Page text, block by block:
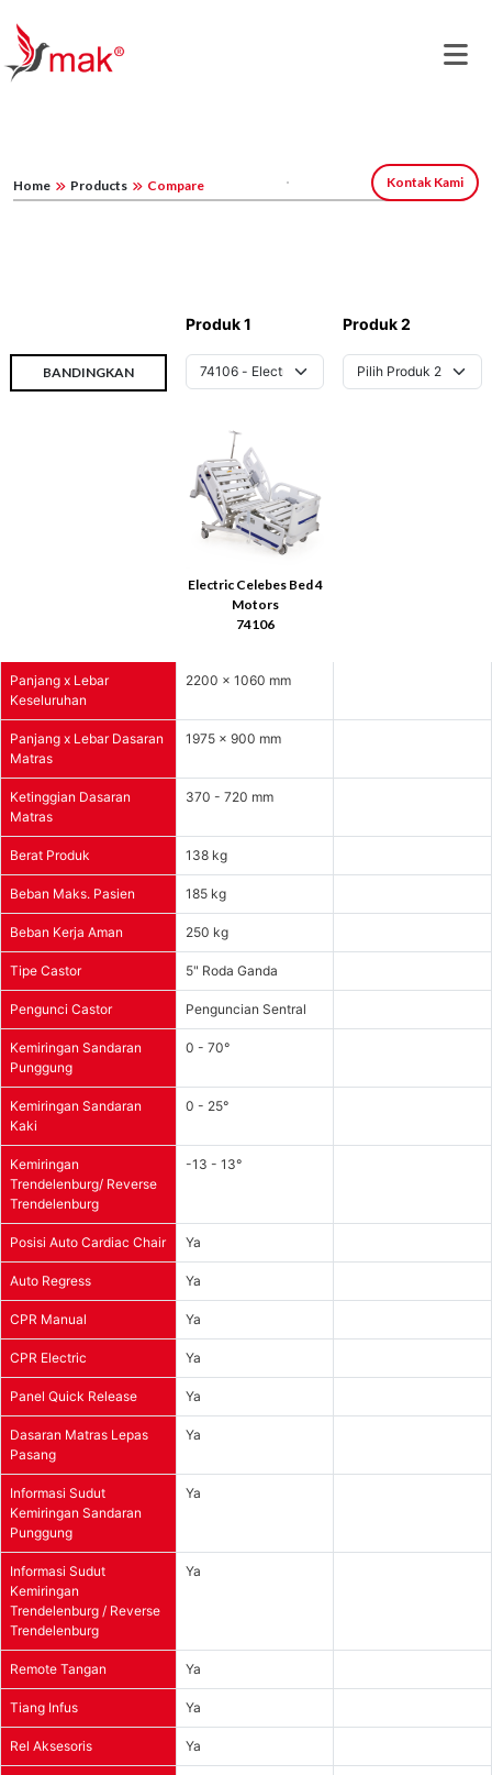
Home Products Compare Kontak Kami
Produk 1 Produk 2
BANDINGKAN
Electric Celebes Bed 4
Motors
74106
Panjang x Lebar
Keseluruhan
2200 x 1060 mm
Panjang x Lebar Dasaran
Matras
1975 x 900 mm
Ketinggian Dasaran
Matras
370 - 720 mm
Berat Produk 138 kg
Beban Maks. Pasien 185 kg
Beban Kerja Aman 250 kg
Tipe Castor 5" Roda Ganda
Pengunci Castor Penguncian Sentral
Kemiringan Sandaran
Punggung
0 - 70°
Kemiringan Sandaran
Kaki
0 - 25°
Kemiringan
Trendelenburg/ Reverse
Trendelenburg
-13 - 13°
Posisi Auto Cardiac Chair Ya
Auto Regress Ya
CPR Manual Ya
CPR Electric Ya
Panel Quick Release Ya
Dasaran Matras Lepas
Pasang
Ya
Informasi Sudut
Kemiringan Sandaran
Punggung
Ya
Informasi Sudut
Kemiringan
Trendelenburg / Reverse
Trendelenburg
Ya
Remote Tangan Ya
Tiang Infus Ya
Rel Aksesoris Ya